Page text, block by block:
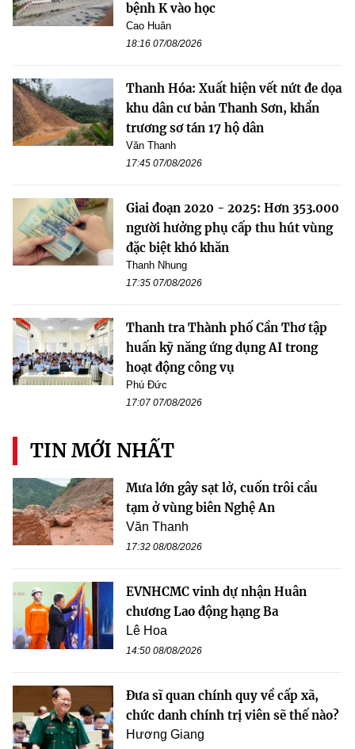
bệnh K vào học
Cao Huân
18:16 07/08/2026
Thanh Hóa: Xuất hiện vết nứt đe dọa
khu dân cư bản Thanh Sơn, khẩn
trương sơ tán 17 hộ dân
Văn Thanh
17:45 07/08/2026
Giai đoạn 2020 - 2025: Hơn 353.000
người hưởng phụ cấp thu hút vùng
đặc biệt khó khăn
Thanh Nhung
17:35 07/08/2026
Thanh tra Thành phố Cần Thơ tập
huấn kỹ năng ứng dụng AI trong
hoạt động công vụ
Phú Đức
17:07 07/08/2026
TIN MỚI NHẤT
Mưa lớn gây sạt lở, cuốn trôi cầu
tạm ở vùng biên Nghệ An
Văn Thanh
17:32 08/08/2026
EVNHCMC vinh dự nhận Huân
chương Lao động hạng Ba
Lê Hoa
14:50 08/08/2026
Đưa sĩ quan chính quy về cấp xã,
chức danh chính trị viên sẽ thế nào?
Hương Giang